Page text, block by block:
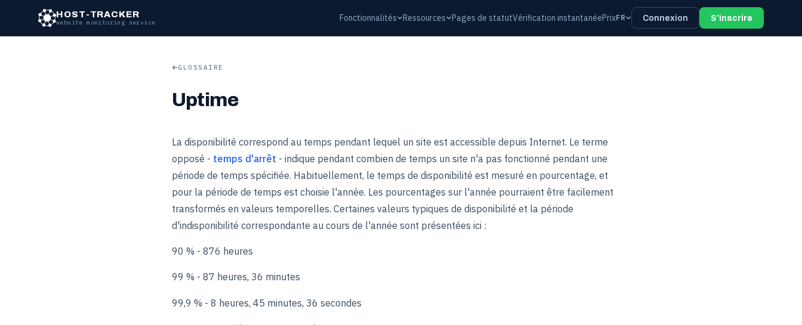
HOST-TRACKER
website monitoring service Fonctionnalités Ressources Pages de statutVérification instantanéePrixFR Connexion S’inscrire
GLOSSAIRE
Uptime
La disponibilité correspond au temps pendant lequel un site est accessible depuis Internet. Le terme
opposé - temps d'arrêt - indique pendant combien de temps un site n'a pas fonctionné pendant une
période de temps spécifiée. Habituellement, le temps de disponibilité est mesuré en pourcentage, et
pour la période de temps est choisie l'année. Les pourcentages sur l'année pourraient être facilement
transformés en valeurs temporelles. Certaines valeurs typiques de disponibilité et la période
d'indisponibilité correspondante au cours de l'année sont présentées ici :
90 % - 876 heures
99 % - 87 heures, 36 minutes
99,9 % - 8 heures, 45 minutes, 36 secondes